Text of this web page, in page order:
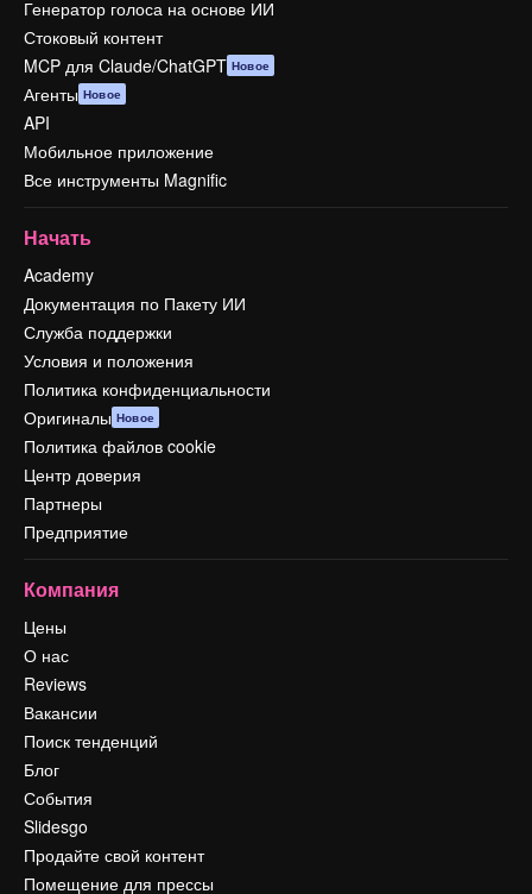
Генератор голоса на основе ИИ
Стоковый контент
MCP для Claude/ChatGPT Новое
Агенты Новое
API
Мобильное приложение
Все инструменты Magnific
Начать
Academy
Документация по Пакету ИИ
Служба поддержки
Условия и положения
Политика конфиденциальности
Оригиналы Новое
Политика файлов cookie
Центр доверия
Партнеры
Предприятие
Компания
Цены
О нас
Reviews
Вакансии
Поиск тенденций
Блог
События
Slidesgo
Продайте свой контент
Помещение для прессы